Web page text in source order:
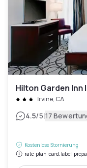
Hilton Garden
Irvine, CA
4.5/5|17
Kostenlose Stornierung
rate-plan-card.label-